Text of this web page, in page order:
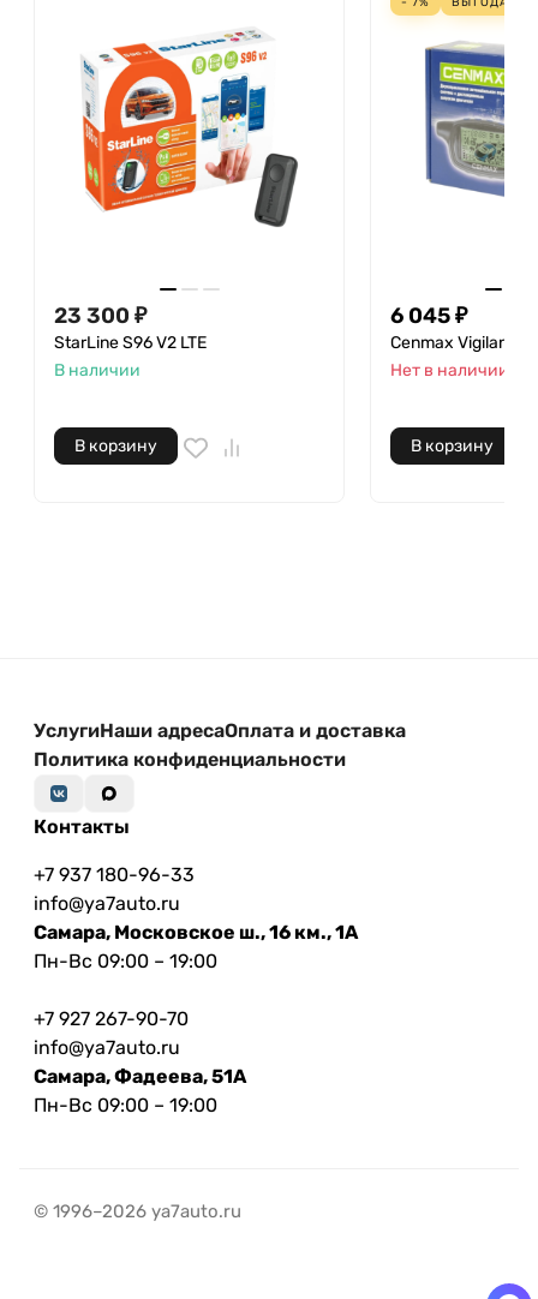
23 300 ₽
StarLine S96 V2 LTE
В наличии
В корзину
6 045 ₽
Cenmax Vigilant
Нет в наличии
В корзину
УслугиНаши адресаОплата и доставка
Политика конфиденциальности
Контакты
+7 937 180-96-33
info@ya7auto.ru
Самара, Московское ш., 16 км., 1А
Пн-Вс 09:00 – 19:00
+7 927 267-90-70
info@ya7auto.ru
Самара, Фадеева, 51А
Пн-Вс 09:00 – 19:00
© 1996–2026 ya7auto.ru